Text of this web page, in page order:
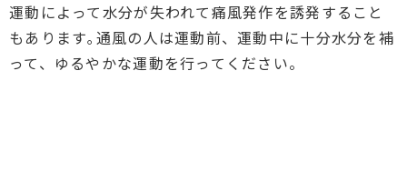
運動によって水分が失われて痛風発作を誘発すること
もあります｡通風の人は運動前、運動中に十分水分を補
って、ゆるやかな運動を行ってください。